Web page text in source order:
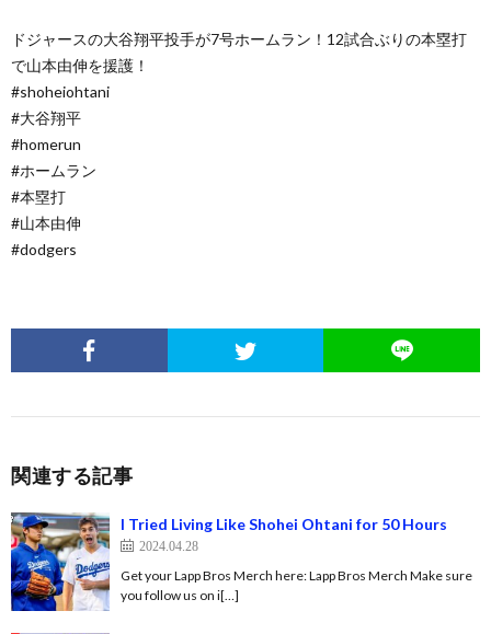
ドジャースの大谷翔平投手が7号ホームラン！12試合ぶりの本塁打
で山本由伸を援護！
#shoheiohtani
#大谷翔平
#homerun
#ホームラン
#本塁打
#山本由伸
#dodgers
関連する記事
I Tried Living Like Shohei Ohtani for 50 Hours
2024.04.28
Get your Lapp Bros Merch here: Lapp Bros Merch Make sure
you follow us on i[…]